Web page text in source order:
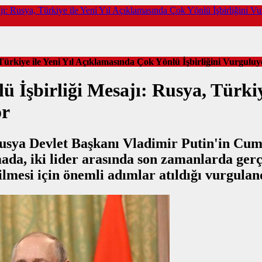
Rusya, Türkiye ile Yeni Yıl Açıklamasında Çok Yönlü İşbirliğini
ile Yeni Yıl Açıklamasında Çok Yönlü İşbirliğini
İşbirliği Mesajı: Rusya,
Devlet Başkanı Vladimir Putin'in
iki lider arasında son zamanlarda
için önemli adımlar atıldığı